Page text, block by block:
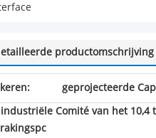
productomschrijving
geprojecteerde
Comité van het 10,4